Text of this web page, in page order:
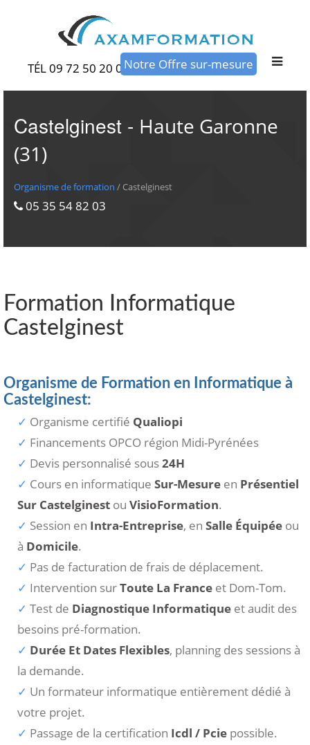
Notre Offre sur-mesure
TÉL 09 72 50 20 00
Castelginest - Haute Garonne
(31)
Organisme de formation / Castelginest
05 35 54 82 03
Formation Informatique
Castelginest
Organisme de Formation en Informatique à
Castelginest:
Organisme certifié Qualiopi
Financements OPCO région Midi-Pyrénées
Devis personnalisé sous24H
Cours en informatique Sur-Mesure en Présentiel
Sur Castelginest ou VisioFormation.
Session en Intra-Entreprise, en Salle Équipée ou
à Domicile.
Pas de facturation de frais de déplacement.
Intervention surToute La France et Dom-Tom.
Test de Diagnostique Informatique et audit des
besoins pré-formation.
Durée Et Dates Flexibles, planning des sessions à
la demande.
Un formateur informatique entièrement dédié à
votre projet.
Passage de la certification Icdl / Pcie possible.